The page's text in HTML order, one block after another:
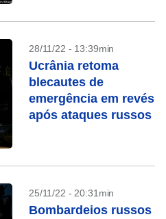
28/11/22 - 13:39min
Ucrânia retoma
blecautes de
emergência em revés
após ataques russos
25/11/22 - 20:31min
Bombardeios russos